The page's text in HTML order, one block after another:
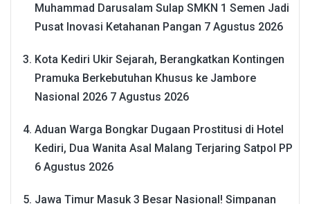
Muhammad Darusalam Sulap SMKN 1 Semen Jadi
Pusat Inovasi Ketahanan Pangan 7 Agustus 2026
Kota Kediri Ukir Sejarah, Berangkatkan Kontingen
Pramuka Berkebutuhan Khusus ke Jambore
Nasional 2026 7 Agustus 2026
Aduan Warga Bongkar Dugaan Prostitusi di Hotel
Kediri, Dua Wanita Asal Malang Terjaring Satpol PP
6 Agustus 2026
Jawa Timur Masuk 3 Besar Nasional! Simpanan